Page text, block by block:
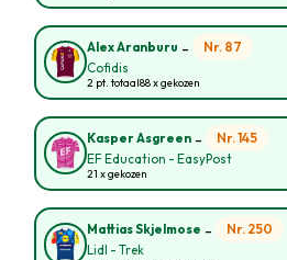
Alex Aranburu - Nr. 87
Cofidis
2 pt. totaal88 x gekozen
Kasper Asgreen - Nr. 145
EF Education - EasyPost
21 x gekozen
Mattias Skjelmose - Nr. 250
Lidl - Trek